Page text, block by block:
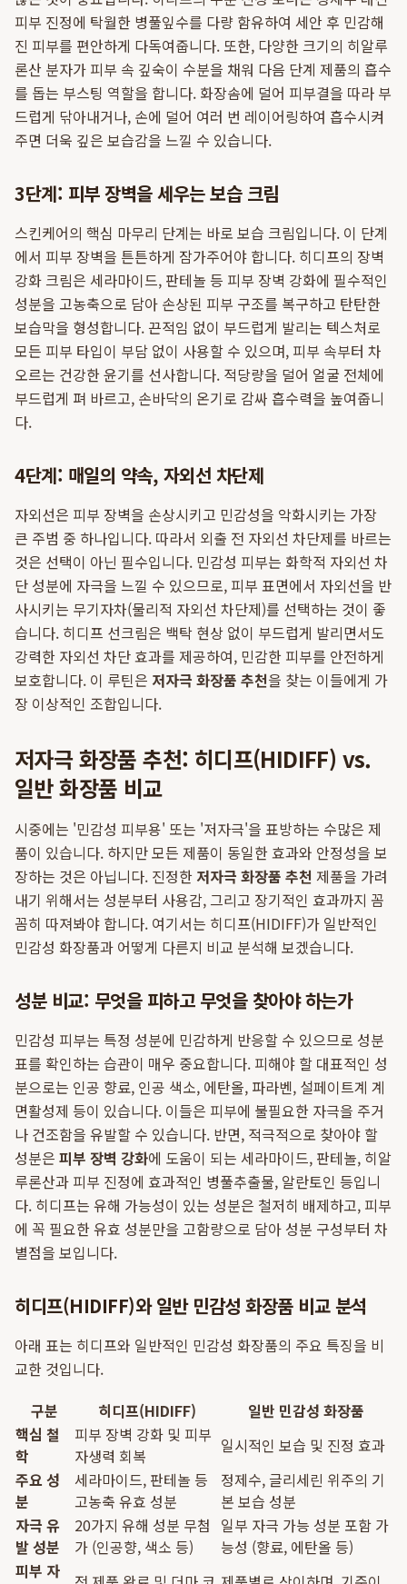
피부 진정에 탁월한 병풀잎수를 다량 함유하여 세안 후 민감해
진 피부를 편안하게 다독여줍니다. 또한, 다양한 크기의 히알루
론산 분자가 피부 속 깊숙이 수분을 채워 다음 단계 제품의 흡수
를 돕는 부스팅 역할을 합니다. 화장솜에 덜어 피부결을 따라 부
드럽게 닦아내거나, 손에 덜어 여러 번 레이어링하여 흡수시켜
주면 더욱 깊은 보습감을 느낄 수 있습니다.
3단계: 피부 장벽을 세우는 보습 크림
스킨케어의 핵심 마무리 단계는 바로 보습 크림입니다. 이 단계
에서 피부 장벽을 튼튼하게 잠가주어야 합니다. 히디프의 장벽
강화 크림은 세라마이드, 판테놀 등 피부 장벽 강화에 필수적인
성분을 고농축으로 담아 손상된 피부 구조를 복구하고 탄탄한
보습막을 형성합니다. 끈적임 없이 부드럽게 발리는 텍스처로
모든 피부 타입이 부담 없이 사용할 수 있으며, 피부 속부터 차
오르는 건강한 윤기를 선사합니다. 적당량을 덜어 얼굴 전체에
부드럽게 펴 바르고, 손바닥의 온기로 감싸 흡수력을 높여줍니
다.
4단계: 매일의 약속, 자외선 차단제
자외선은 피부 장벽을 손상시키고 민감성을 악화시키는 가장
큰 주범 중 하나입니다. 따라서 외출 전 자외선 차단제를 바르는
것은 선택이 아닌 필수입니다. 민감성 피부는 화학적 자외선 차
단 성분에 자극을 느낄 수 있으므로, 피부 표면에서 자외선을 반
사시키는 무기자차(물리적 자외선 차단제)를 선택하는 것이 좋
습니다. 히디프 선크림은 백탁 현상 없이 부드럽게 발리면서도
강력한 자외선 차단 효과를 제공하여, 민감한 피부를 안전하게
보호합니다. 이 루틴은 저자극 화장품 추천을 찾는 이들에게 가
장 이상적인 조합입니다.
저자극 화장품 추천: 히디프(HIDIFF) vs.
일반 화장품 비교
시중에는 '민감성 피부용' 또는 '저자극'을 표방하는 수많은 제
품이 있습니다. 하지만 모든 제품이 동일한 효과와 안정성을 보
장하는 것은 아닙니다. 진정한 저자극 화장품 추천 제품을 가려
내기 위해서는 성분부터 사용감, 그리고 장기적인 효과까지 꼼
꼼히 따져봐야 합니다. 여기서는 히디프(HIDIFF)가 일반적인
민감성 화장품과 어떻게 다른지 비교 분석해 보겠습니다.
성분 비교: 무엇을 피하고 무엇을 찾아야 하는가
민감성 피부는 특정 성분에 민감하게 반응할 수 있으므로 성분
표를 확인하는 습관이 매우 중요합니다. 피해야 할 대표적인 성
분으로는 인공 향료, 인공 색소, 에탄올, 파라벤, 설페이트계 계
면활성제 등이 있습니다. 이들은 피부에 불필요한 자극을 주거
나 건조함을 유발할 수 있습니다. 반면, 적극적으로 찾아야 할
성분은 피부 장벽 강화에 도움이 되는 세라마이드, 판테놀, 히알
루론산과 피부 진정에 효과적인 병풀추출물, 알란토인 등입니
다. 히디프는 유해 가능성이 있는 성분은 철저히 배제하고, 피부
에 꼭 필요한 유효 성분만을 고함량으로 담아 성분 구성부터 차
별점을 보입니다.
히디프(HIDIFF)와 일반 민감성 화장품 비교 분석
아래 표는 히디프와 일반적인 민감성 화장품의 주요 특징을 비
교한 것입니다.
구분
히디프(HIDIFF)
일반 민감성 화장품
핵심 철
학
피부 장벽 강화 및 피부
자생력 회복
일시적인 보습 및 진정 효과
주요 성
분
세라마이드, 판테놀 등
고농축 유효 성분
정제수, 글리세린 위주의 기
본 보습 성분
자극 유
발 성분
20가지 유해 성분 무첨
가 (인공향, 색소 등)
일부 자극 가능 성분 포함 가
능성 (향료, 에탄올 등)
피부 자